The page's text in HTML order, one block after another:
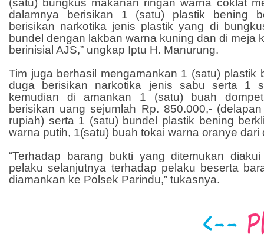
(satu) bungkus makanan ringan warna coklat
dalamnya berisikan 1 (satu) plastik bening
berisikan narkotika jenis plastik yang di
bundel dengan lakban warna kuning dan di meja
berinisial AJS,” ungkap Iptu H. Manurung.
Tim juga berhasil mengamankan 1 (satu) plastik
duga berisikan narkotika jenis sabu serta 1
kemudian di amankan 1 (satu) buah
berisikan uang sejumlah Rp. 850.000,-
rupiah) serta 1 (satu) bundel plastik bening
warna putih, 1(satu) buah tokai warna oranye dari
“Terhadap barang bukti yang ditemukan
pelaku selanjutnya terhadap pelaku beserta
diamankan ke Polsek Parindu,” tukasnya.